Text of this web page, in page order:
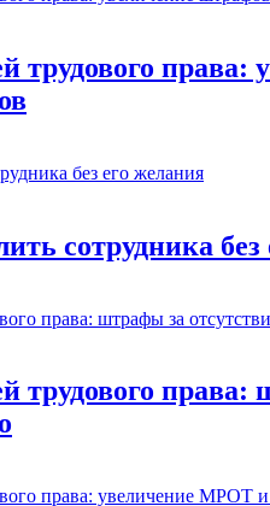
трудового
сотрудника
трудового